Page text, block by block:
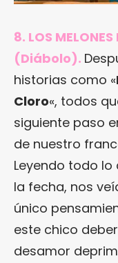
8. LOS
(Diábolo).
historias como «
Cloro«, todos
siguiente paso
de nuestro
Leyendo todo
la fecha, nos
único
este chico
desamor